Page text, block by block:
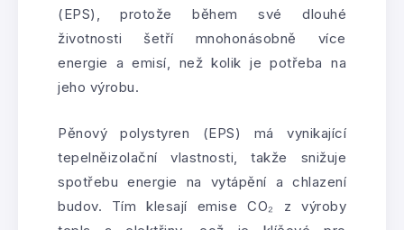
(EPS), protože během své dlouhé
životnosti šetří mnohonásobně více
energie a emisí, než kolik je potřeba na
jeho výrobu.
Pěnový polystyren (EPS) má vynikající
tepelněizolační vlastnosti, takže snižuje
spotřebu energie na vytápění a chlazení
budov. Tím klesají emise CO₂ z výroby